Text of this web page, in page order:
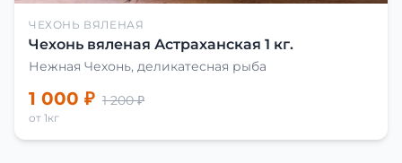
ЧЕХОНЬ ВЯЛЕНАЯ
Чехонь вяленая Астраханская 1 кг.
Нежная Чехонь, деликатесная рыба
1 000 ₽ 1 200 ₽
от 1кг